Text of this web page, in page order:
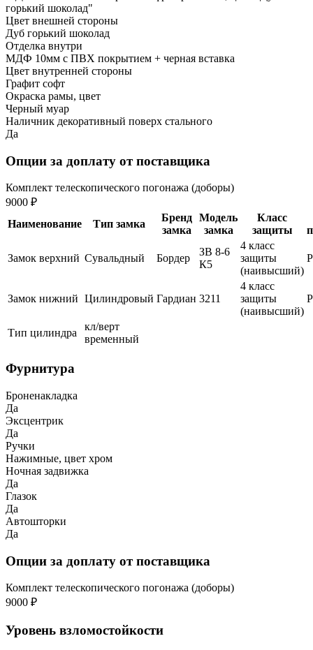
горький шоколад"
Цвет внешней стороны
Дуб горький шоколад
Отделка внутри
МДФ 10мм с ПВХ покрытием + черная вставка
Цвет внутренней стороны
Графит софт
Окраска рамы, цвет
Черный муар
Наличник декоративный поверх стального
Да
Опции за доплату от поставщика
Комплект телескопического погонажа (доборы)
9000 ₽
Наименование
Тип замка
Бренд
замка
Модель
замка
Класс
защиты
Замок верхний Сувальдный Бордер
ЗВ 8-6
К5
4 класс
защиты
(наивысший)
Замок нижний Цилиндровый Гардиан 3211
4 класс
защиты
(наивысший)
Тип цилиндра
кл/верт
временный
Фурнитура
Броненакладка
Да
Эксцентрик
Да
Ручки
Нажимные, цвет хром
Ночная задвижка
Да
Глазок
Да
Автошторки
Да
Опции за доплату от поставщика
Комплект телескопического погонажа (доборы)
9000 ₽
Уровень взломостойкости